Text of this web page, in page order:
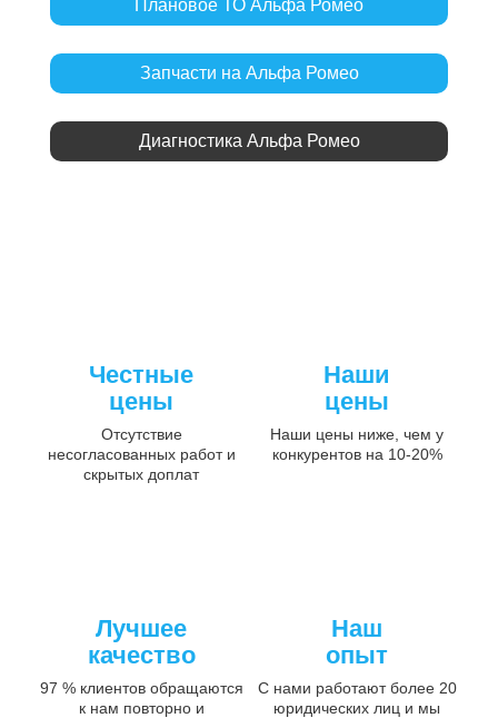
Плановое ТО Альфа Ромео
Запчасти на Альфа Ромео
Диагностика Альфа Ромео
Честные
цены
Отсутствие
несогласованных работ и
скрытых доплат
Наши
цены
Наши цены ниже, чем у
конкурентов на 10-20%
Лучшее
качество
97 % клиентов обращаются
к нам повторно и
Наш
опыт
С нами работают более 20
юридических лиц и мы